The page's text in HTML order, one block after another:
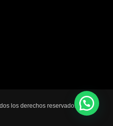
los derechos reservados.